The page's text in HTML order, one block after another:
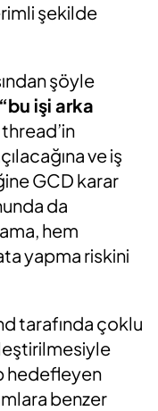
şekilde
şöyle
“bu işi arka
ve iş
GCD karar
da
hem
yapma riskini
tarafında çoklu
hedefleyen
benzer